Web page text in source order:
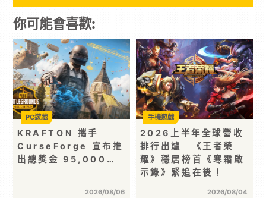
你可能會喜歡:
KRAFTON 攜手
CurseForge 宣布推
出總獎金 95,000…
2026/08/06
PC遊戲
2026上半年全球營收
排行出爐 《王者榮
耀》穩居榜首《寒霜啟
示錄》緊追在後！
2026/08/04
手機遊戲